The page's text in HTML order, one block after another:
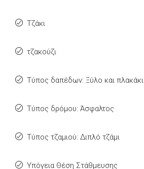
Τζάκι
τζακούζι
Τύπος δαπέδων: Ξύλο και πλακάκι
Τύπος δρόμου: Άσφαλτος
Τύπος τζαμιού: Διπλό τζάμι
Υπόγεια Θέση Στάθμευσης